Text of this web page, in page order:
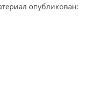
опубликован: